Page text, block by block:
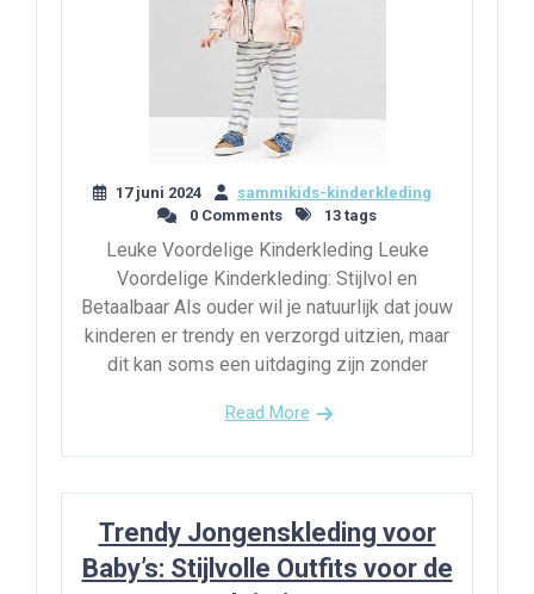
17 juni 2024
sammikids-kinderkleding
0 Comments
13 tags
Leuke Voordelige Kinderkleding Leuke
Voordelige Kinderkleding: Stijlvol en
Betaalbaar Als ouder wil je natuurlijk dat jouw
kinderen er trendy en verzorgd uitzien, maar
dit kan soms een uitdaging zijn zonder
Read More
Trendy Jongenskleding voor
Baby’s: Stijlvolle Outfits voor de